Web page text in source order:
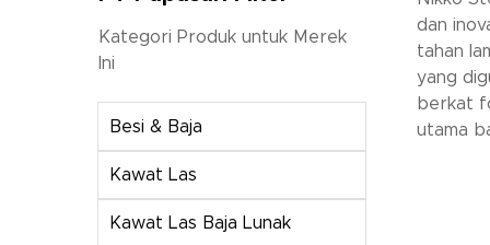
Kategori Produk untuk Merek
Ini
Besi & Baja
Kawat Las
Kawat Las Baja Lunak
dan
tahan
yang
berkat
utama